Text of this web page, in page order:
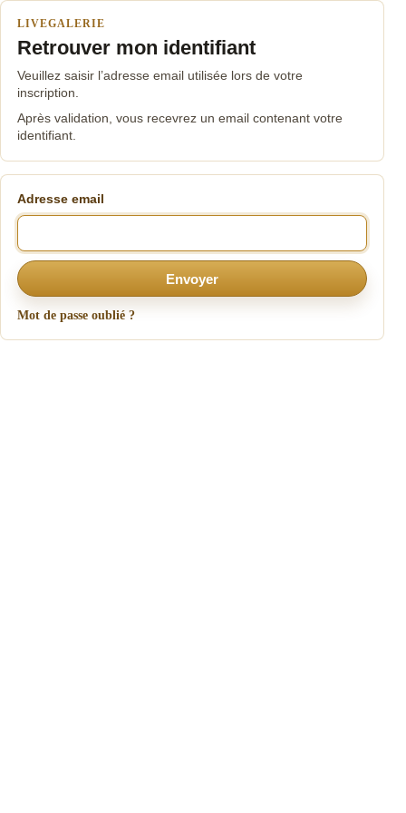
LIVEGALERIE
Retrouver mon identifiant
Veuillez saisir l’adresse email utilisée lors de votre
inscription.
Après validation, vous recevrez un email contenant votre
identifiant.
Adresse email
Envoyer
Mot de passe oublié ?